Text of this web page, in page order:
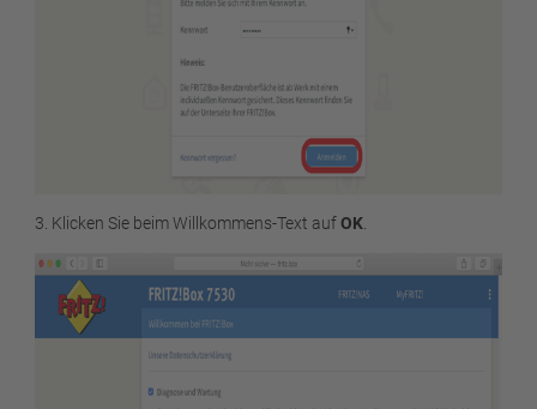
3. Klicken Sie beim Willkommens-Text aufOK